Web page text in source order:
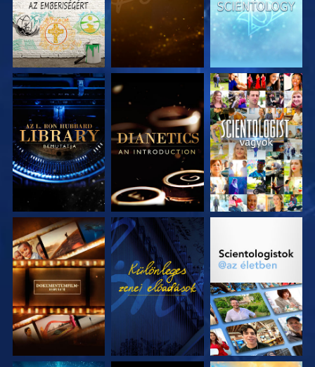
A SOROZAT
RÉSZEI
A SOROZAT
RÉSZEI
MŰSORNÉZÉS
A SOROZAT
RÉSZEI
MŰSORNÉZÉS
A SOROZAT